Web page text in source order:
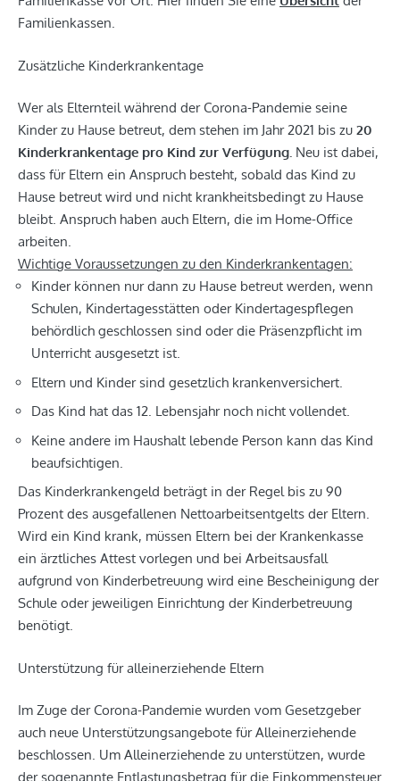
Familienkassen.
Zusätzliche Kinderkrankentage
Wer als Elternteil während der Corona-Pandemie seine
Kinder zu Hause betreut, dem stehen im Jahr 2021 bis zu 20
Kinderkrankentage pro Kind zur Verfügung. Neu ist dabei,
dass für Eltern ein Anspruch besteht, sobald das Kind zu
Hause betreut wird und nicht krankheitsbedingt zu Hause
bleibt. Anspruch haben auch Eltern, die im Home-Office
arbeiten.
Wichtige Voraussetzungen zu den Kinderkrankentagen:
Kinder können nur dann zu Hause betreut werden, wenn
Schulen, Kindertagesstätten oder Kindertagespflegen
behördlich geschlossen sind oder die Präsenzpflicht im
Unterricht ausgesetzt ist.
Eltern und Kinder sind gesetzlich krankenversichert.
Das Kind hat das 12. Lebensjahr noch nicht vollendet.
Keine andere im Haushalt lebende Person kann das Kind
beaufsichtigen.
Das Kinderkrankengeld beträgt in der Regel bis zu 90
Prozent des ausgefallenen Nettoarbeitsentgelts der Eltern.
Wird ein Kind krank, müssen Eltern bei der Krankenkasse
ein ärztliches Attest vorlegen und bei Arbeitsausfall
aufgrund von Kinderbetreuung wird eine Bescheinigung der
Schule oder jeweiligen Einrichtung der Kinderbetreuung
benötigt.
Unterstützung für alleinerziehende Eltern
Im Zuge der Corona-Pandemie wurden vom Gesetzgeber
auch neue Unterstützungsangebote für Alleinerziehende
beschlossen. Um Alleinerziehende zu unterstützen, wurde
der sogenannte Entlastungsbetrag für die Einkommensteuer